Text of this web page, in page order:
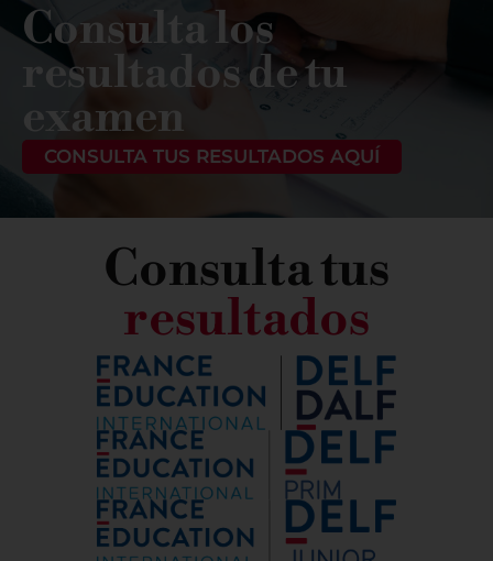
Consulta los
resultados de tu
examen
CONSULTA TUS RESULTADOS AQUÍ
Consulta tus
resultados